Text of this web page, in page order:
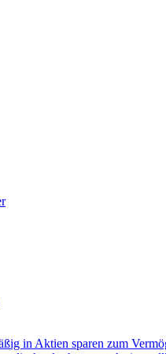
in Aktien sparen zum